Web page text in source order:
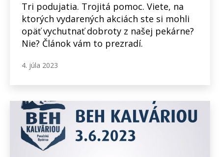
Tri podujatia. Trojitá pomoc. Viete, na
ktorých vydarených akciách ste si mohli
opäť vychutnať dobroty z našej pekárne?
Nie? Článok vám to prezradí.
4. júla 2023